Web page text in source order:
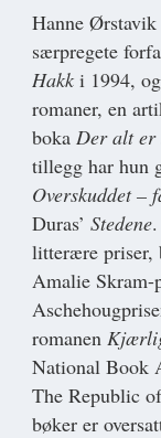
Hanne Ørstavik
særpregete
Hakk i 1994,
romaner, en
boka Der alt
tillegg har hun
Overskuddet –
Duras’ Stedene
litterære priser,
Amalie Skram-
romanen
National Book
The Republic
bøker er